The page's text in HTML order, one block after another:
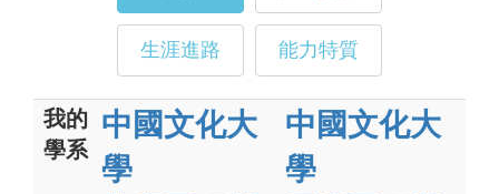
生涯進路 能力特質
我的
學系
中國文化大
學
中國文化大
學